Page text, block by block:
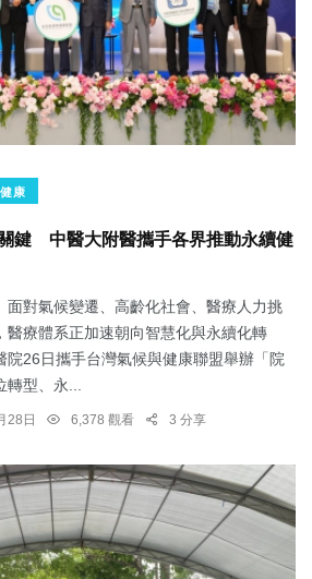
健康
鍵 中醫大附醫攜手各界推動永續健
面對氣候變遷、高齡化社會、醫療人力挑
醫療體系正加速朝向智慧化與永續化轉
院26日攜手台灣氣候與健康聯盟舉辦「院
轉型、永...
28日 6,378 觀看 3 分享